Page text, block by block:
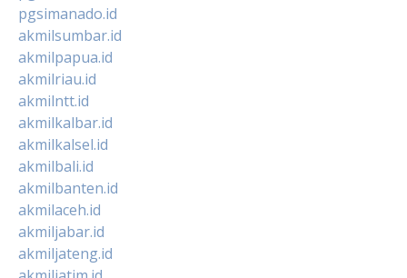
pgsimanado.id
akmilsumbar.id
akmilpapua.id
akmilriau.id
akmilntt.id
akmilkalbar.id
akmilkalsel.id
akmilbali.id
akmilbanten.id
akmilaceh.id
akmiljabar.id
akmiljateng.id